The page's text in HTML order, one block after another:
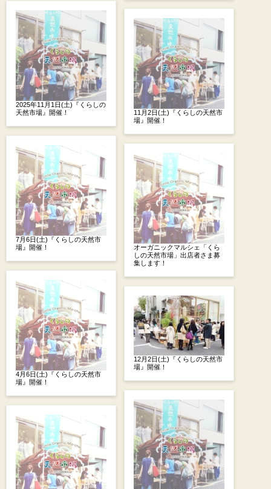
2025年11月1日(土)『くらしの
天然市場』開催！
7月6日(土)『くらしの天然市
場』開催！
4月6日(土)『くらしの天然市
場』開催！
11月2日(土)『くらしの天然市
場』開催！
オーガニックマルシェ「くら
しの天然市場」出店者さま募
集します！
12月2日(土)『くらしの天然市
場』開催！